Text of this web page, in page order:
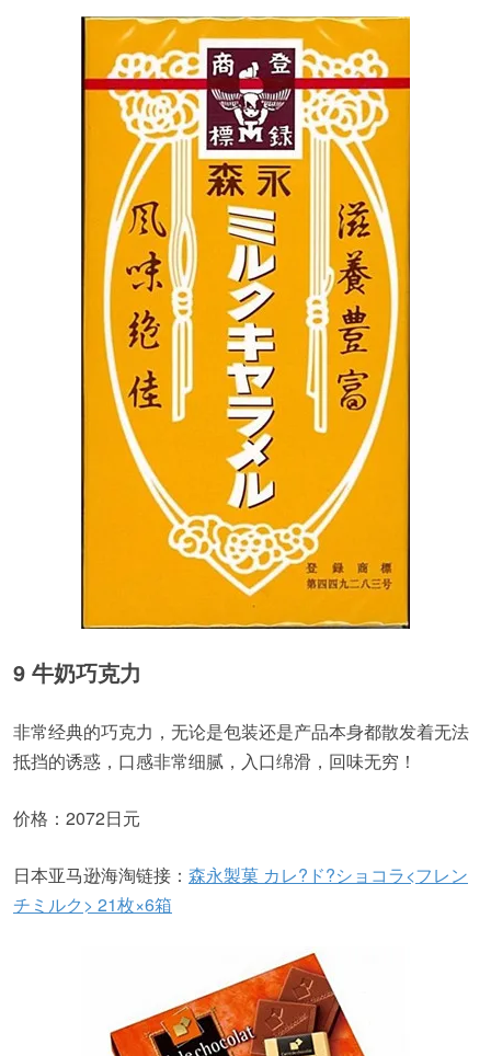
9 牛奶巧克力
非常经典的巧克力，无论是包装还是产品本身都散发着无法
抵挡的诱惑，口感非常细腻，入口绵滑，回味无穷！
价格：2072日元
日本亚马逊海淘链接： 森永製菓 カレ?ド?ショコラ<フレン
チミルク> 21枚×6箱